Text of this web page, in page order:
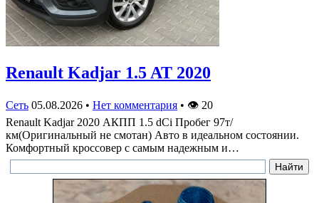
Renault Kadjar 1.5 AT 2020
Сеть 05.08.2026 • Нет комментария • 👁 20
Renault Kadjar 2020 АКПП 1.5 dCi Пробег 97т/
км(Оригинальный не смотан) Авто в идеальном состоянии.
Комфортный кроссовер с самым надежным и…